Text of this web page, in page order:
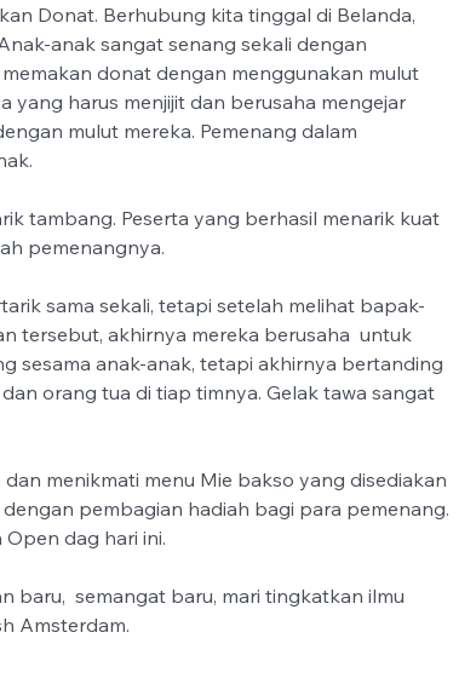
Donat. Berhubung kita tinggal di Belanda,
anak sangat senang sekali dengan
donat dengan menggunakan mulut
yang harus menjijit dan berusaha mengejar
mulut mereka. Pemenang dalam
tambang. Peserta yang berhasil menarik kuat
pemenangnya.
sama sekali, tetapi setelah melihat bapak-
tersebut, akhirnya mereka berusaha  untuk
sesama anak-anak, tetapi akhirnya bertanding
orang tua di tiap timnya. Gelak tawa sangat
menikmati menu Mie bakso yang disediakan
pembagian hadiah bagi para pemenang.
dag hari ini.
baru,  semangat baru, mari tingkatkan ilmu
Amsterdam.